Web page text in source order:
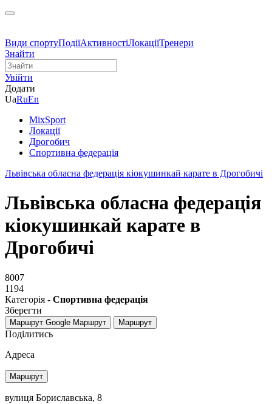
Види спортуПодіїАктивностіЛокаціїТренери
Знайти
Увійти
Додати
UaRuEn
MixSport
Локації
Дрогобич
Спортивна федерація
Львівська обласна федерація кіокушинкай карате в Дрогобичі
Львівська обласна федерація
кіокушинкай карате в
Дрогобичі
8007
1194
Категорія - Спортивна федерація
Зберегти
Маршрут Google Маршрут Маршрут
Поділитись
Адреса
Маршрут
вулиця Бориславська, 8